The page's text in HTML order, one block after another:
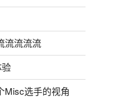
流流流流
Misc选手的视角